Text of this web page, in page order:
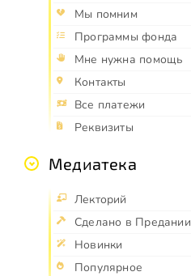
Мы помним
Программы фонда
Мне нужна помощь
Контакты
Все платежи
Реквизиты
Медиатека
Лекторий
Сделано в Предании
Новинки
Популярное